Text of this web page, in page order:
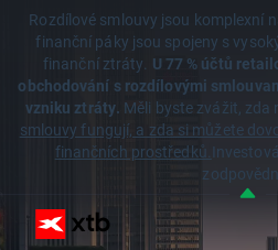
Rozdílové smlouvy jsou komplexní
finanční páky jsou spojeny s
finanční ztráty. U 77 % účtů
obchodování s rozdílovými
vzniku ztráty. Měli byste zvážit, zda
smlouvy fungují, a zda si můžete
finančních prostředků.